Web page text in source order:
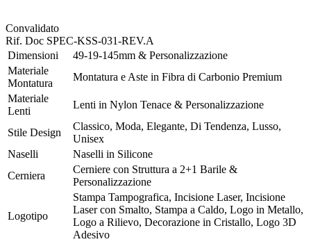
Convalidato
Rif. Doc SPEC-KSS-031-REV.A
Dimensioni
49-19-145mm & Personalizzazione
Materiale
Montatura
Montatura e Aste in Fibra di Carbonio Premium
Materiale
Lenti
Lenti in Nylon Tenace & Personalizzazione
Stile Design
Classico, Moda, Elegante, Di Tendenza, Lusso,
Unisex
Naselli
Naselli in Silicone
Cerniera
Cerniere con Struttura a 2+1 Barile &
Personalizzazione
Logotipo
Stampa Tampografica, Incisione Laser, Incisione
Laser con Smalto, Stampa a Caldo, Logo in Metallo,
Logo a Rilievo, Decorazione in Cristallo, Logo 3D
Adesivo